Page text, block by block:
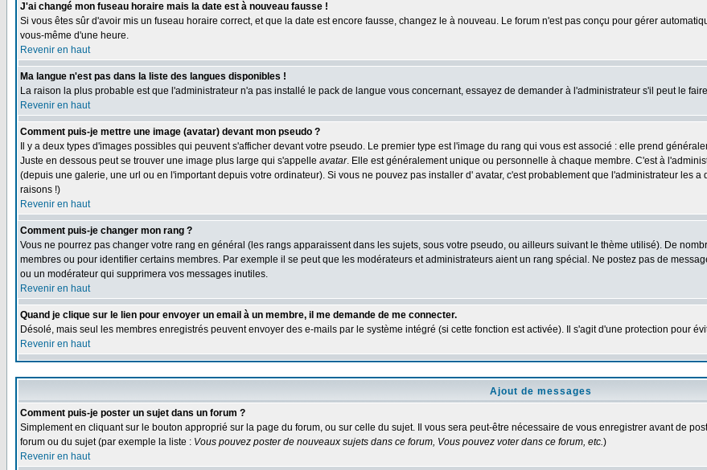
J'ai changé mon fuseau horaire mais la date est à nouveau fausse !
Si vous êtes sûr d'avoir mis un fuseau horaire correct, et que la date est encore fausse, changez le à nouveau. Le forum n'est pas conçu pour gérer
vous-même d'une heure.
Revenir en haut
Ma langue n'est pas dans la liste des langues disponibles !
La raison la plus probable est que l'administrateur n'a pas installé le pack de langue vous concernant, essayez de demander à l'administrateur s'il peut le
Revenir en haut
Comment puis-je mettre une image (avatar) devant mon pseudo ?
Il y a deux types d'images possibles qui peuvent s'afficher devant votre pseudo. Le premier type est l'image du rang qui vous est associé : elle prend
Juste en dessous peut se trouver une image plus large qui s'appelle avatar. Elle est généralement unique ou personnelle à chaque membre. C'est à
(depuis une galerie, une url ou en l'important depuis votre ordinateur). Si vous ne pouvez pas installer d' avatar, c'est probablement que l'administrateur les
raisons !)
Revenir en haut
Comment puis-je changer mon rang ?
Vous ne pourrez pas changer votre rang en général (les rangs apparaissent dans les sujets, sous votre pseudo, ou ailleurs suivant le thème utilisé). De
membres ou pour identifier certains membres. Par exemple il se peut que les modérateurs et administrateurs aient un rang spécial. Ne postez pas de
ou un modérateur qui supprimera vos messages inutiles.
Revenir en haut
Quand je clique sur le lien pour envoyer un email à un membre, il me demande de me connecter.
Désolé, mais seul les membres enregistrés peuvent envoyer des e-mails par le système intégré (si cette fonction est activée). Il s'agit d'une protection pour
Revenir en haut
Ajout de messages
Comment puis-je poster un sujet dans un forum ?
Simplement en cliquant sur le bouton approprié sur la page du forum, ou sur celle du sujet. Il vous sera peut-être nécessaire de vous enregistrer avant de
forum ou du sujet (par exemple la liste : Vous pouvez poster de nouveaux sujets dans ce forum, Vous pouvez voter dans ce forum, etc.)
Revenir en haut